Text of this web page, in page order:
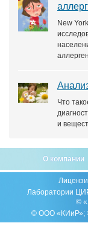
New
Что
и
О компании
Лаборатории
©
© ООО